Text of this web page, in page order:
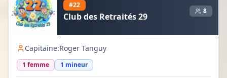
#22
Club des Retraités 29
8
Capitaine:Roger Tanguy
1 femme 1 mineur